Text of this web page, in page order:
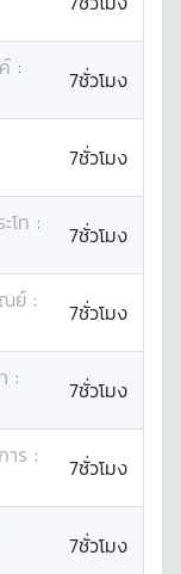
:
7ชั่วโมง
7ชั่วโมง
โท :
7ชั่วโมง
ย์ :
7ชั่วโมง
:
7ชั่วโมง
าร :
7ชั่วโมง
7ชั่วโมง